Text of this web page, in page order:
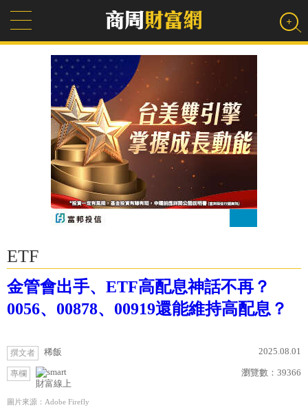
ETF
金管會出手、ETF高配息神話不再？
0056、00878、00919還能維持高配息？
撰文者 稀飯 2025.08.01
專欄
財富線上
瀏覽數： 39366
圖片來源：Adobe Firefly